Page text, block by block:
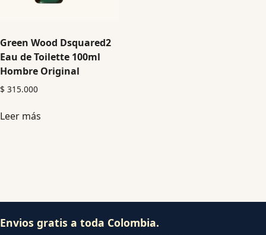
Green Wood Dsquared2
Eau de Toilette 100ml
Hombre Original
$ 315.000
Leer más
Envios gratis a toda Colombia.